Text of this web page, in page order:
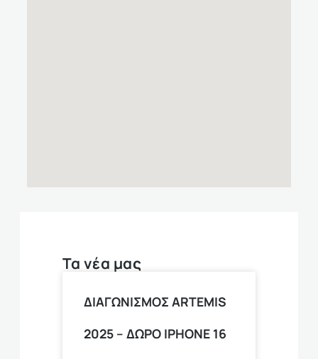
Τα νέα μας
ΔΙΑΓΩΝΙΣΜΟΣ ARTEMIS
2025 – ΔΩΡΟ ΙPHONE 16